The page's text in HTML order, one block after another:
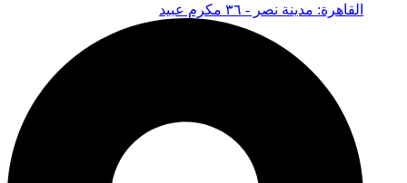
القاهرة: مدينة نصر - ٣٦ مكرم عبيد